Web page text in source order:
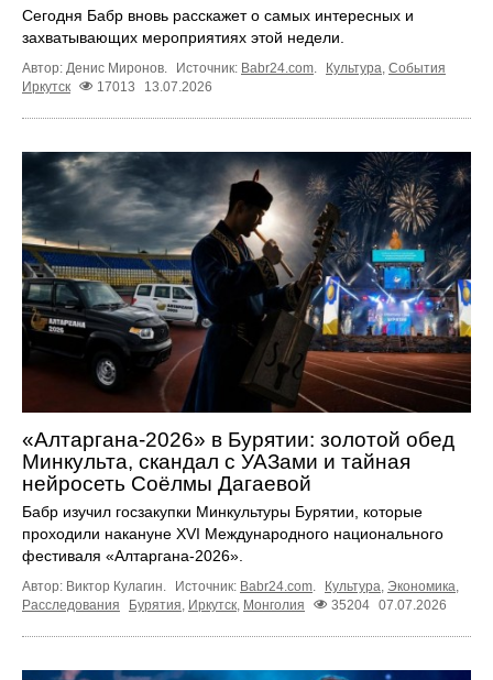
Сегодня Бабр вновь расскажет о самых интересных и
захватывающих мероприятиях этой недели.
Автор: Денис Миронов. Источник: Babr24.com. Культура, События
Иркутск
17013 13.07.2026
«Алтаргана-2026» в Бурятии: золотой обед
Минкульта, скандал с УАЗами и тайная
нейросеть Соёлмы Дагаевой
Бабр изучил госзакупки Минкультуры Бурятии, которые
проходили накануне XVI Международного национального
фестиваля «Алтаргана-2026».
Автор: Виктор Кулагин. Источник: Babr24.com Культура Экономика
Расследования
Бурятия Иркутск Монголия 35204 07.07.2026